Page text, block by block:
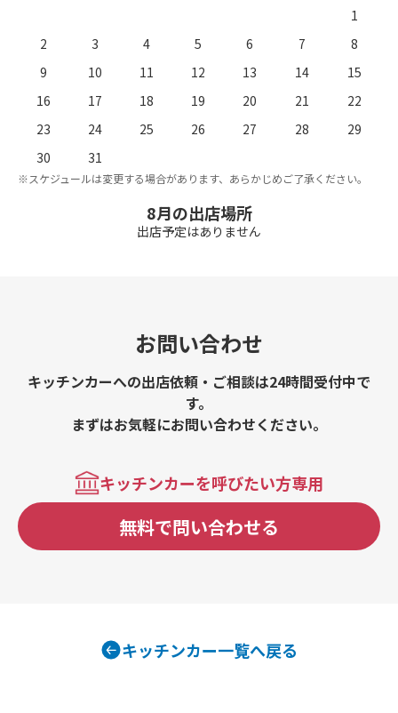
1
2
3 4 5 6 7
8
9
10 11 12 13 14
15
16
17 18 19 20 21
22
23
24 25 26 27 28
29
30
31
※スケジュールは変更する場合があります、あらかじめご了承ください。
8月の出店場所
出店予定はありません
お問い合わせ
キッチンカーへの出店依頼・ご相談は24時間受付中で
す。
まずはお気軽にお問い合わせください。
キッチンカーを呼びたい方専用
無料で問い合わせる
キッチンカー一覧へ戻る